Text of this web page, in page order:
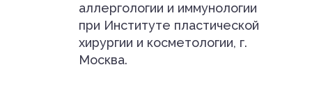
аллергологии и иммунологии
при Институте пластической
хирургии и косметологии, г.
Москва.